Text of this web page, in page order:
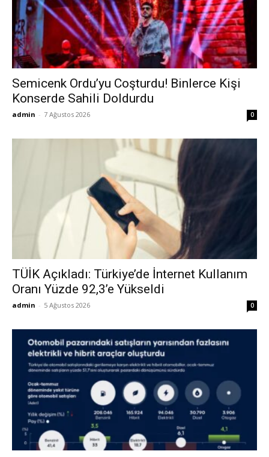
Semicenk Ordu’yu Coşturdu! Binlerce Kişi
Konserde Sahili Doldurdu
admin - 7 Ağustos 2026 0
TÜİK Açıkladı: Türkiye’de İnternet Kullanım
Oranı Yüzde 92,3’e Yükseldi
admin - 5 Ağustos 2026 0